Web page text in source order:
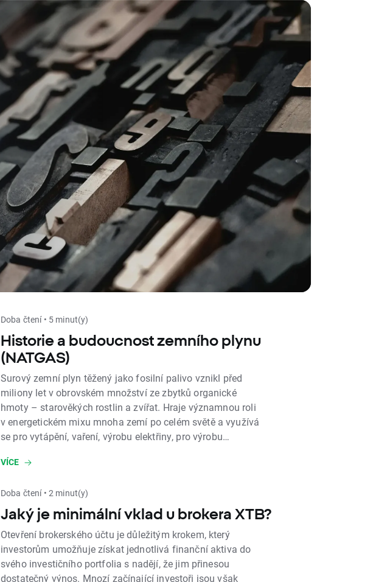
Doba čtení • 5 minut(y)
Historie a budoucnost zemního plynu
(NATGAS)
Surový zemní plyn těžený jako fosilní palivo vznikl před
miliony let v obrovském množství ze zbytků organické
hmoty – starověkých rostlin a zvířat. Hraje významnou roli
v energetickém mixu mnoha zemí po celém světě a využívá
se pro vytápění, vaření, výrobu elektřiny, pro výrobu
VÍCE
Doba čtení • 2 minut(y)
Jaký je minimální vklad u brokera XTB?
Otevření brokerského účtu je důležitým krokem, který
investorům umožňuje získat jednotlivá finanční aktiva do
svého investičního portfolia s nadějí, že jim přinesou
dostatečný výnos. Mnozí začínající investoři jsou však